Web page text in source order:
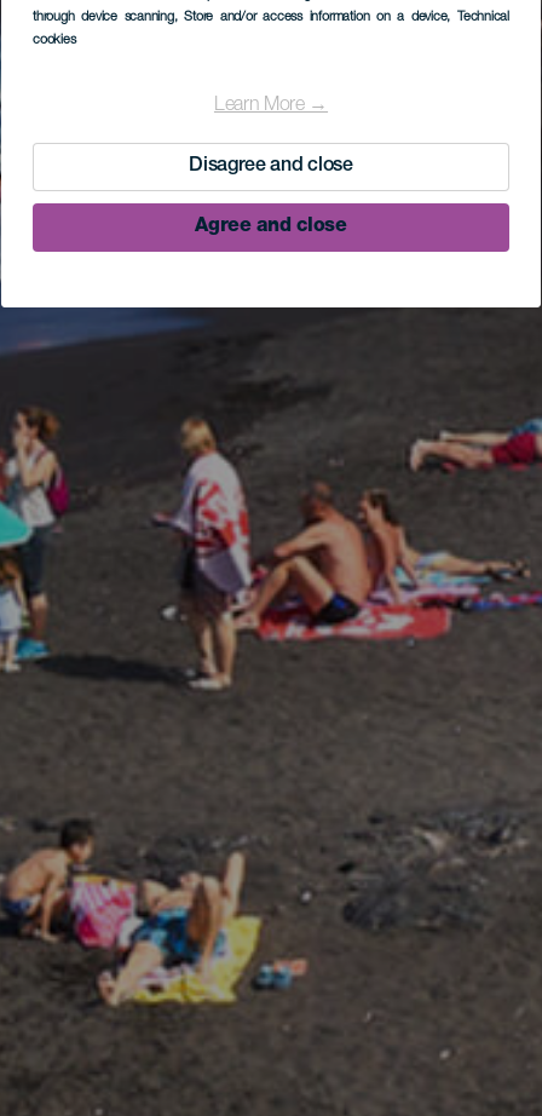
through device scanning, Store and/or access information on a device, Technical
cookies
Learn More →
Disagree and close
Agree and close